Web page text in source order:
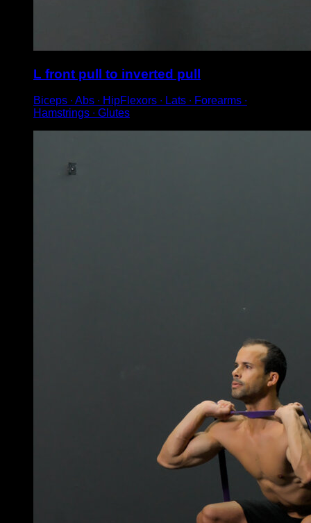
L front pull to inverted pull
Biceps ∙ Abs ∙ HipFlexors ∙ Lats ∙ Forearms ∙
Hamstrings ∙ Glutes